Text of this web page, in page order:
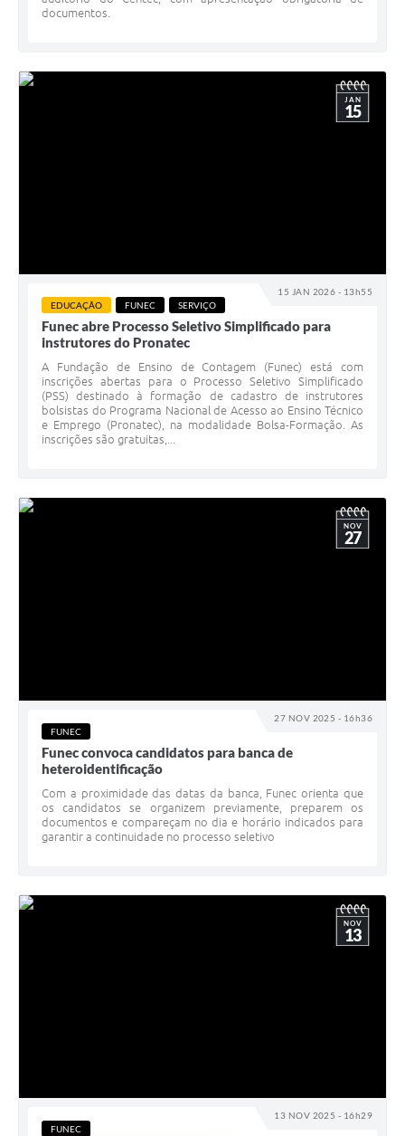
documentos.
15 JAN 2026 - 13h55
JAN
15
EDUCAÇÃO FUNEC SERVIÇO
Funec abre Processo Seletivo Simplificado para
instrutores do Pronatec
A Fundação de Ensino de Contagem (Funec) está com
inscrições abertas para o Processo Seletivo Simplificado
(PSS) destinado à formação de cadastro de instrutores
bolsistas do Programa Nacional de Acesso ao Ensino Técnico
e Emprego (Pronatec), na modalidade Bolsa-Formação. As
inscrições são gratuitas,...
27 NOV 2025 - 16h36
NOV
27
FUNEC
Funec convoca candidatos para banca de
heteroidentificação
Com a proximidade das datas da banca, Funec orienta que
os candidatos se organizem previamente, preparem os
documentos e compareçam no dia e horário indicados para
garantir a continuidade no processo seletivo
13 NOV 2025 - 16h29
NOV
13
FUNEC